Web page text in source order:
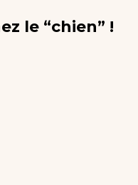
le “chien” !